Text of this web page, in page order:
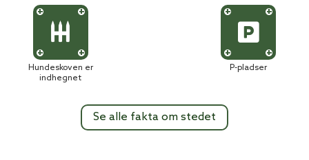
Hundeskoven er
indhegnet
P-pladser
Se alle fakta om stedet